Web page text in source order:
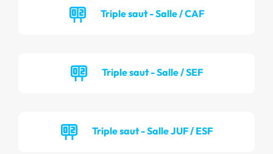
Triple saut - Salle / CAF
Triple saut - Salle / SEF
Triple saut - Salle JUF / ESF